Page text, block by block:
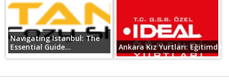
Navigating Istanbul: The
Essential Guide...
Ankara Kız Yurtları: Eğitimde